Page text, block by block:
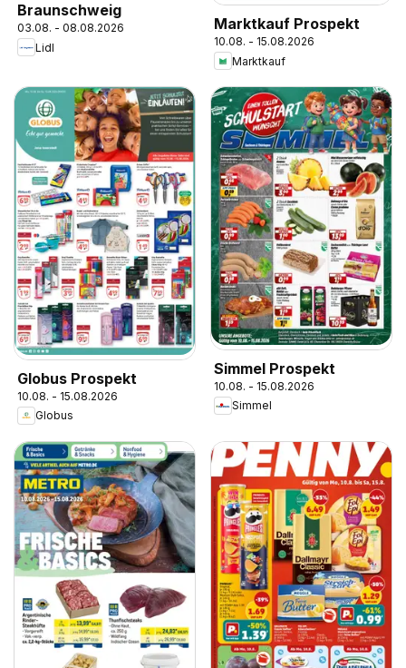
Braunschweig
03.08. - 08.08.2026
Lidl
Marktkauf Prospekt
10.08. - 15.08.2026
Marktkauf
Globus Prospekt
10.08. - 15.08.2026
Globus
Simmel Prospekt
10.08. - 15.08.2026
Simmel